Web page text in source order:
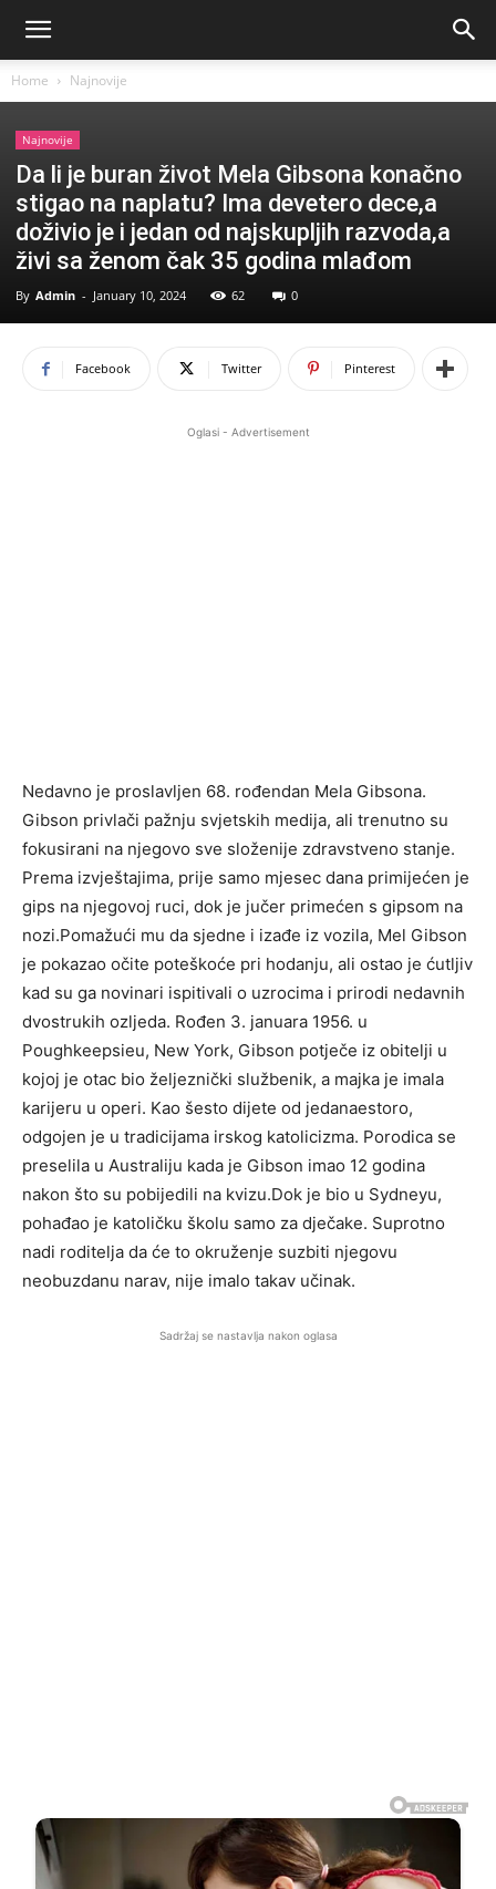
Home Najnovije
Najnovije
Da li je buran život Mela Gibsona konačno
stigao na naplatu? Ima devetero dece,a
doživio je i jedan od najskupljih razvoda,a
živi sa ženom čak 35 godina mlađom
By Admin - January 10, 2024 62 0
Facebook Twitter Pinterest
Oglasi - Advertisement
Nedavno je proslavljen 68. rođendan Mela Gibsona.
Gibson privlači pažnju svjetskih medija, ali trenutno su
fokusirani na njegovo sve složenije zdravstveno stanje.
Prema izvještajima, prije samo mjesec dana primijećen je
gips na njegovoj ruci, dok je jučer primećen s gipsom na
nozi.Pomažući mu da sjedne i izađe iz vozila, Mel Gibson
je pokazao očite poteškoće pri hodanju, ali ostao je ćutljiv
kad su ga novinari ispitivali o uzrocima i prirodi nedavnih
dvostrukih ozljeda. Rođen 3. januara 1956. u
Poughkeepsieu, New York, Gibson potječe iz obitelji u
kojoj je otac bio željeznički službenik, a majka je imala
karijeru u operi. Kao šesto dijete od jedanaestoro,
odgojen je u tradicijama irskog katolicizma. Porodica se
preselila u Australiju kada je Gibson imao 12 godina
nakon što su pobijedili na kvizu.Dok je bio u Sydneyu,
pohađao je katoličku školu samo za dječake. Suprotno
nadi roditelja da će to okruženje suzbiti njegovu
neobuzdanu narav, nije imalo takav učinak.
Sadržaj se nastavlja nakon oglasa